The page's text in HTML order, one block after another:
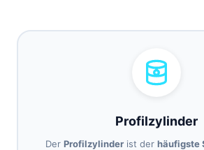
Profilzylinder
Der Profilzylinder ist der häufigste